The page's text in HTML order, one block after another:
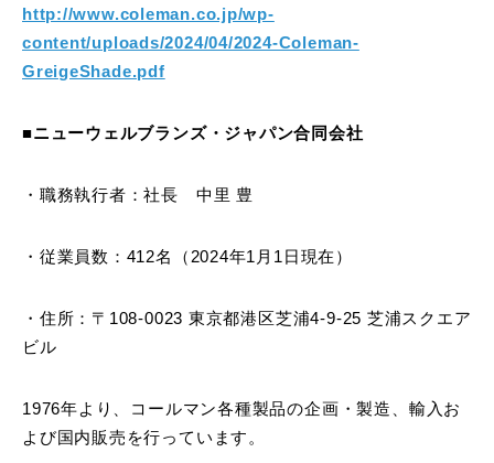
http://www.coleman.co.jp/wp-
content/uploads/2024/04/2024-Coleman-
GreigeShade.pdf
■ニューウェルブランズ・ジャパン合同会社
・職務執行者：社長 中里 豊
・従業員数：412名（2024年1月1日現在）
・住所：〒108-0023 東京都港区芝浦4-9-25 芝浦スクエア
ビル
1976年より、コールマン各種製品の企画・製造、輸入お
よび国内販売を行っています。